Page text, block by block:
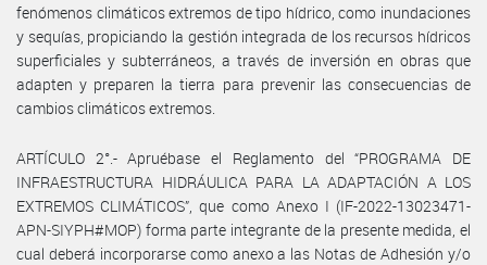
fenómenos climáticos extremos de tipo hídrico, como inundaciones
y sequías, propiciando la gestión integrada de los recursos hídricos
superficiales y subterráneos, a través de inversión en obras que
adapten y preparen la tierra para prevenir las consecuencias de
cambios climáticos extremos.
ARTÍCULO 2°.- Apruébase el Reglamento del “PROGRAMA DE
INFRAESTRUCTURA HIDRÁULICA PARA LA ADAPTACIÓN A LOS
EXTREMOS CLIMÁTICOS”, que como Anexo I (IF-2022-13023471-
APN-SIYPH#MOP) forma parte integrante de la presente medida, el
cual deberá incorporarse como anexo a las Notas de Adhesión y/o